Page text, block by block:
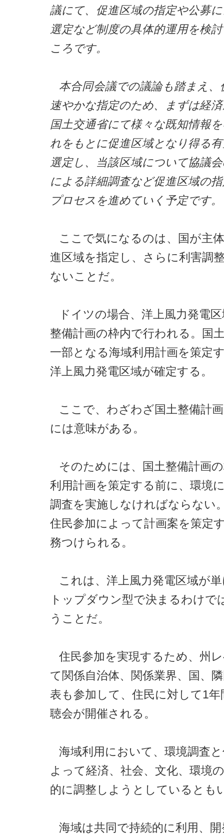
議にて、促進区域の指定や公募
選定など制度の具体的運用を検
ころです。
本合同会議での議論も踏まえ、
速やかな指定のため、まずは経
国土交通省にて様々な既知情報
れをもとに促進区域となり得る
選定し、当該区域について協議
による詳細調査など促進区域の
プロセスを進めていく予定です。
ここで気になるのは、国が主
進区域を指定し、さらに利害調
ないことだ。
ドイツの場合、洋上風力発電
整備計画の枠内で行われる。国
一部となる海域利用計画を策定
洋上風力発電区域が確定する。
ここで、わざわざ国土整備計
には意味がある。
そのためには、国土整備計画
利用計画を策定する前に、環境
調査を実施しなければならない
住民参加によって計画案を策定
務つけられる。
これは、洋上風力発電区域が
トップダウン型で決まるわけで
うことだ。
住民参加を実現するため、州
て関係自治体、関係業界、国、
表も参加して、住民に対して1年
聴会が開催される。
海域利用において、環境調査
よって経済、社会、文化、環境
的に調整しようとしているとも
海域は共同で持続的に利用、